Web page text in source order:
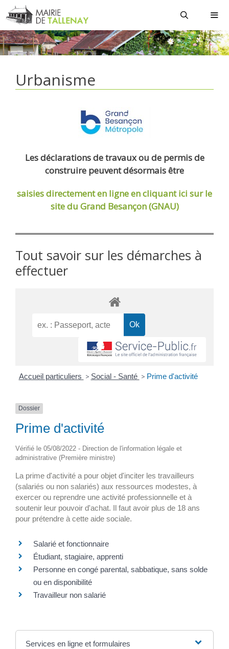
Aller
au
contenu
Urbanisme
Les déclarations de travaux ou de permis de
construire peuvent désormais être
saisies directement en ligneen cliquant ici sur le
site du Grand Besançon (GNAU)
Tout savoir sur les démarches à
effectuer
Accueil particuliers > Social - Santé > Prime d'activité
Dossier
Prime d'activité
Vérifié le 05/08/2022 - Direction de l'information légale et
administrative (Première ministre)
La prime d'activité a pour objet d'inciter les travailleurs
(salariés ou non salariés) aux ressources modestes, à
exercer ou reprendre une activité professionnelle et à
soutenir leur pouvoir d'achat. Il faut avoir plus de 18 ans
pour prétendre à cette aide sociale.
Salarié et fonctionnaire
Étudiant, stagiaire, apprenti
Personne en congé parental, sabbatique, sans solde
ou en disponibilité
Travailleur non salarié
Services en ligne et formulaires